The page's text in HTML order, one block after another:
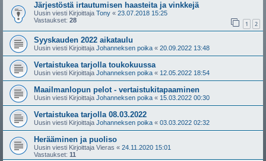
Järjestöstä irtautumisen haasteita ja vinkkejä
Uusin viesti Kirjoittaja Tony « 23.07.2018 15:25
Vastaukset: 28 1 2
Syyskauden 2022 aikataulu
Uusin viesti Kirjoittaja Johanneksen poika « 20.09.2022 13:48
Vertaistukea tarjolla toukokuussa
Uusin viesti Kirjoittaja Johanneksen poika « 12.05.2022 18:54
Maailmanlopun pelot - vertaistukitapaaminen
Uusin viesti Kirjoittaja Johanneksen poika « 15.03.2022 00:30
Vertaistukea tarjolla 08.03.2022
Uusin viesti Kirjoittaja Johanneksen poika « 03.03.2022 02:32
Herääminen ja puoliso
Uusin viesti Kirjoittaja Vieras « 24.11.2020 15:01
Vastaukset: 11